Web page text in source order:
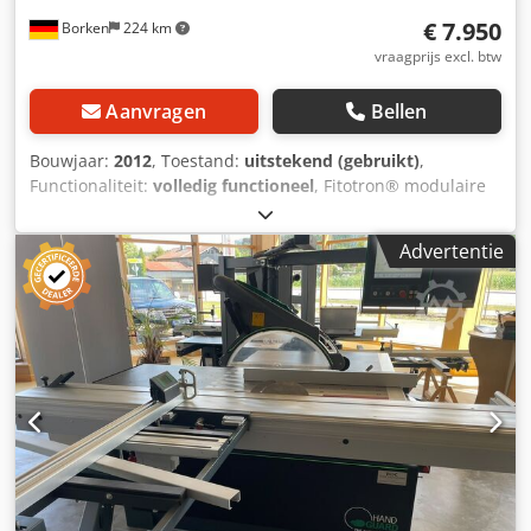
ruimte L x B x H 1100 x 1000 x 800 mm Gewicht 400 kg
Borken 224 km € 7.950
vraagprijs excl. btw
Aanvragen Bellen
Bouwjaar: 2012, Toestand: uitstekend (gebruikt),
Functionaliteit: volledig functioneel, Fitotron® modulaire
plantengroeikamers, type HGC 1014 V, incl. HQI-T- en
Krypton-verlichtingsmodule Temperatuurbereik +5°C tot
+45°C voor temperatuurtests Volume testkamer ca. 1300 l
Simpac-besturingssysteem Netwerkaansluiting USB-poort
De plantengroeikamers uit de Fitotron® HGC-serie hebben
een modulair ontwerp. Afzonderlijke modules kunnen naar
behoefte worden toegevoegd of vervangen, waardoor de
eenheden aan diverse toepassingen kunnen worden
aangepast. Ze zijn geschikt voor planten met een hoge
lichtbehoefte, zoals tarwe, maïs, katoen, rijst en C4-
planten. Verlichting: HQI-BT-400 W/D en 100 W
Temperatuurbereik: +5°C tot +45°C
Temperatuurschommeling in de tijd: ± 0,5 K
Advertentie